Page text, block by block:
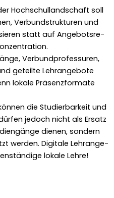
Hochschul­land­schaft soll
Ver­bund­struk­turen und
statt auf Ange­bot­sre­
Ver­bund­pro­fes­suren,
geteilte Lehrange­bote
lokale Präsen­z­for­mate
die Studier­barkeit und
jedoch nicht als Ersatz
dienen, son­dern
wer­den. Dig­i­tale Lehrange­
lokale Lehre!